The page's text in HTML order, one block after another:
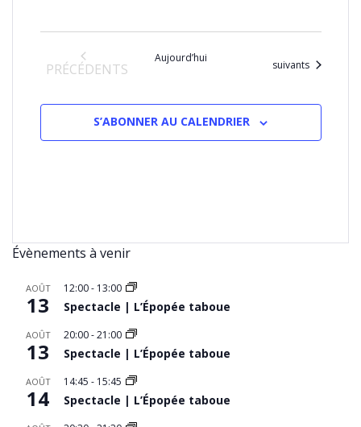
ÉVÈNEMENTS
PRÉCÉDENTS
Aujourd’hui Évènements
suivants
S’ABONNER AU CALENDRIER
Évènements à venir
AOÛT
13
12:00- 13:00
Spectacle | L’Épopée taboue
AOÛT
13
20:00-21:00
Spectacle | L’Épopée taboue
AOÛT
14
14:45 - 15:45
Spectacle | L’Épopée taboue